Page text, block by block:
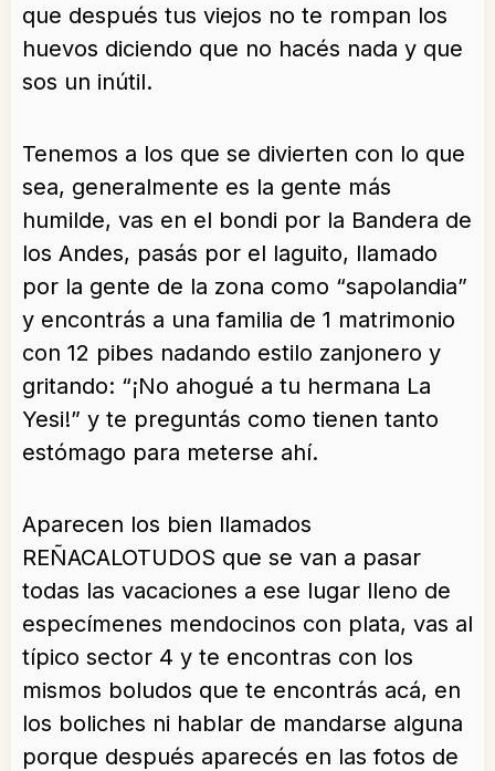
que después tus viejos no te rompan los
huevos diciendo que no hacés nada y que
sos un inútil.
Tenemos a los que se divierten con lo que
sea, generalmente es la gente más
humilde, vas en el bondi por la Bandera de
los Andes, pasás por el laguito, llamado
por la gente de la zona como “sapolandia”
y encontrás a una familia de 1 matrimonio
con 12 pibes nadando estilo zanjonero y
gritando: “¡No ahogué a tu hermana La
Yesi!” y te preguntás como tienen tanto
estómago para meterse ahí.
Aparecen los bien llamados
REÑACALOTUDOS que se van a pasar
todas las vacaciones a ese lugar lleno de
especímenes mendocinos con plata, vas al
típico sector 4 y te encontras con los
mismos boludos que te encontrás acá, en
los boliches ni hablar de mandarse alguna
porque después aparecés en las fotos de